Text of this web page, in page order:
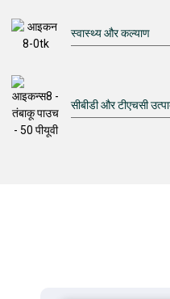
स्वास्थ्य और कल्याण
सीबीडी और टीएचसी